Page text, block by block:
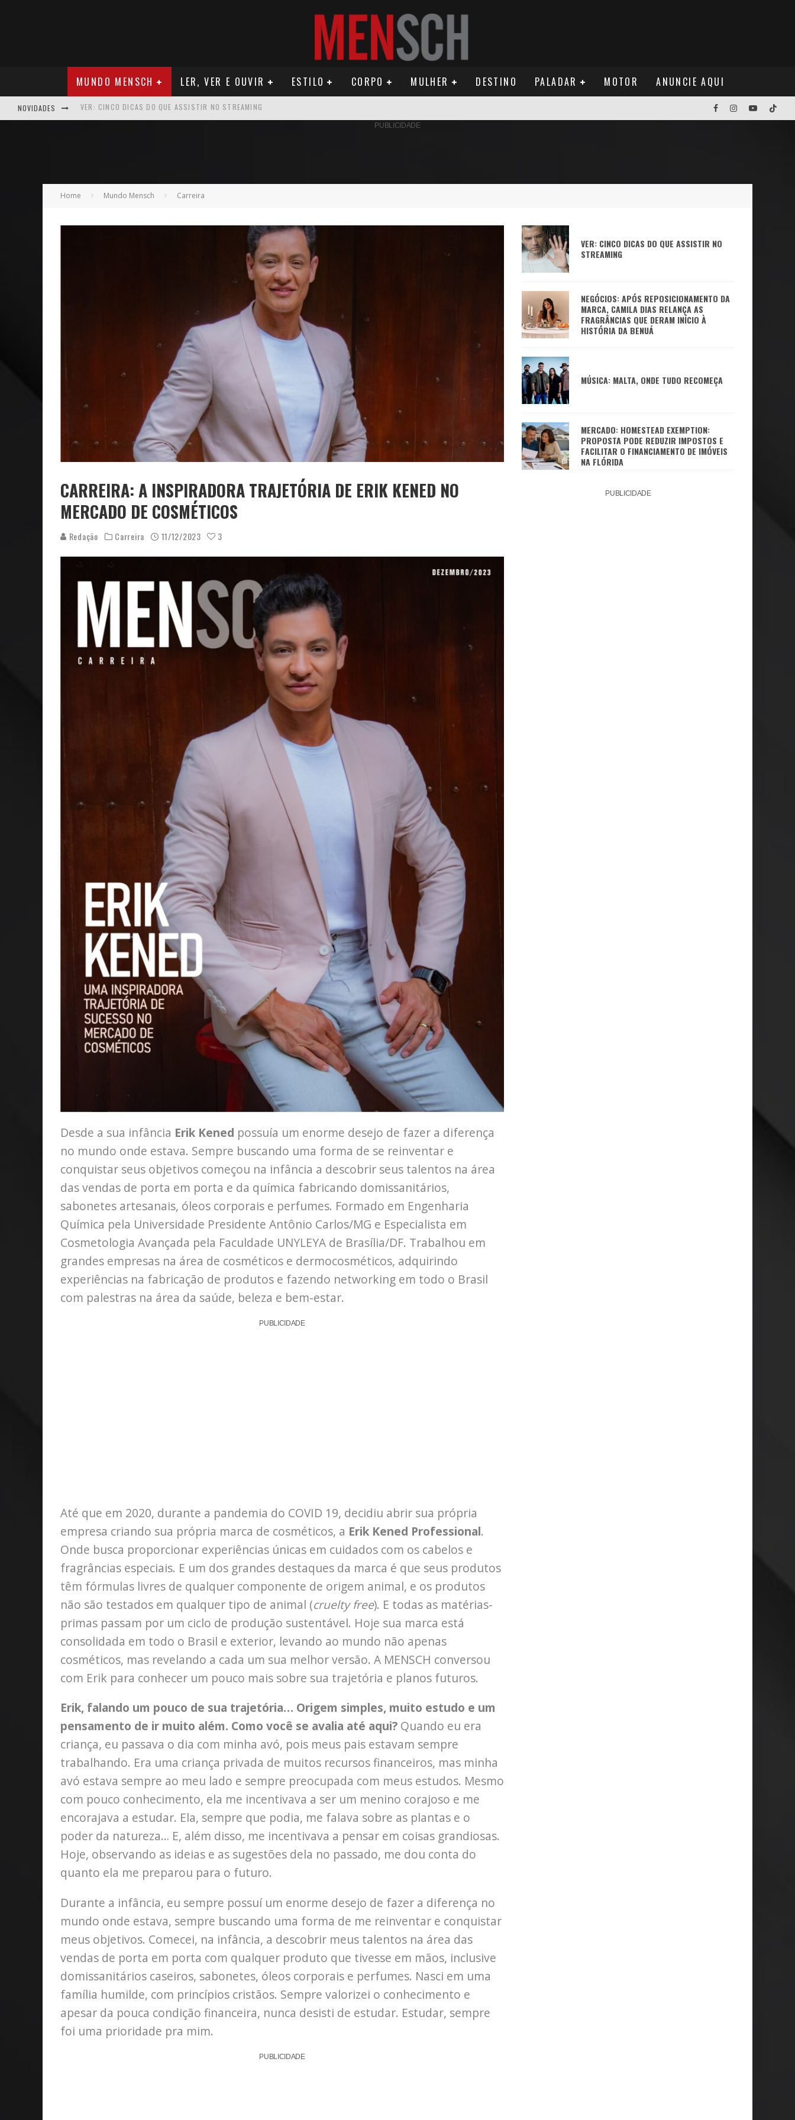
MUNDO MENSCH LER, VER E OUVIR ESTILO CORPO MULHER DESTINO PALADAR MOTOR ANUNCIE AQUI
NOVIDADES NEGÓCIOS: FÁBIO RUA, VICE-PRESIDENTE DA GM NA AMÉRICA DO SUL E SEU LEGADO
MÚSICA: MALTA, ONDE TUDO RECOMEÇA
CARREIRA: NICHOLLAS MARSHELL: ENTRE ALGORITMOS E PROPÓSITO HUMANO
CAPA: O SUCESSO DE JOÃO VICTOR GONÇALVES COM SEU MAU MAU EM 'QUEM AMA CUIDA'
VER: CINCO DICAS DO QUE ASSISTIR NO STREAMING
PUBLICIDADE
Home Mundo Mensch Carreira
CARREIRA: A INSPIRADORA TRAJETÓRIA DE ERIK KENED NO
MERCADO DE COSMÉTICOS
Redação Carreira 11/12/2023 3
Desde a sua infância Erik Kened possuía um enorme desejo de fazer a diferença
no mundo onde estava. Sempre buscando uma forma de se reinventar e
conquistar seus objetivos começou na infância a descobrir seus talentos na área
das vendas de porta em porta e da química fabricando domissanitários,
sabonetes artesanais, óleos corporais e perfumes. Formado em Engenharia
Química pela Universidade Presidente Antônio Carlos/MG e Especialista em
Cosmetologia Avançada pela Faculdade UNYLEYA de Brasília/DF. Trabalhou em
grandes empresas na área de cosméticos e dermocosméticos, adquirindo
experiências na fabricação de produtos e fazendo networking em todo o Brasil
com palestras na área da saúde, beleza e bem-estar.
PUBLICIDADE
Até que em 2020, durante a pandemia do COVID 19, decidiu abrir sua própria
empresa criando sua própria marca de cosméticos, a Erik Kened Professional.
Onde busca proporcionar experiências únicas em cuidados com os cabelos e
fragrâncias especiais. E um dos grandes destaques da marca é que seus produtos
têm fórmulas livres de qualquer componente de origem animal, e os produtos
não são testados em qualquer tipo de animal (cruelty free). E todas as matérias-
primas passam por um ciclo de produção sustentável. Hoje sua marca está
consolidada em todo o Brasil e exterior, levando ao mundo não apenas
cosméticos, mas revelando a cada um sua melhor versão. A MENSCH conversou
com Erik para conhecer um pouco mais sobre sua trajetória e planos futuros.
Erik, falando um pouco de sua trajetória… Origem simples, muito estudo e um
pensamento de ir muito além. Como você se avalia até aqui? Quando eu era
criança, eu passava o dia com minha avó, pois meus pais estavam sempre
trabalhando. Era uma criança privada de muitos recursos financeiros, mas minha
avó estava sempre ao meu lado e sempre preocupada com meus estudos. Mesmo
com pouco conhecimento, ela me incentivava a ser um menino corajoso e me
encorajava a estudar. Ela, sempre que podia, me falava sobre as plantas e o
poder da natureza… E, além disso, me incentivava a pensar em coisas grandiosas.
Hoje, observando as ideias e as sugestões dela no passado, me dou conta do
quanto ela me preparou para o futuro.
Durante a infância, eu sempre possuí um enorme desejo de fazer a diferença no
mundo onde estava, sempre buscando uma forma de me reinventar e conquistar
meus objetivos. Comecei, na infância, a descobrir meus talentos na área das
vendas de porta em porta com qualquer produto que tivesse em mãos, inclusive
domissanitários caseiros, sabonetes, óleos corporais e perfumes. Nasci em uma
família humilde, com princípios cristãos. Sempre valorizei o conhecimento e
apesar da pouca condição financeira, nunca desisti de estudar. Estudar, sempre
foi uma prioridade pra mim.
PUBLICIDADE
VER: CINCO DICAS DO QUE ASSISTIR NO
STREAMING
NEGÓCIOS: APÓS REPOSICIONAMENTO DA
MARCA, CAMILA DIAS RELANÇA AS
FRAGRÂNCIAS QUE DERAM INÍCIO À
HISTÓRIA DA BENUÁ
MÚSICA: MALTA, ONDE TUDO RECOMEÇA
MERCADO: HOMESTEAD EXEMPTION:
PROPOSTA PODE REDUZIR IMPOSTOS E
FACILITAR O FINANCIAMENTO DE IMÓVEIS
NA FLÓRIDA
PUBLICIDADE